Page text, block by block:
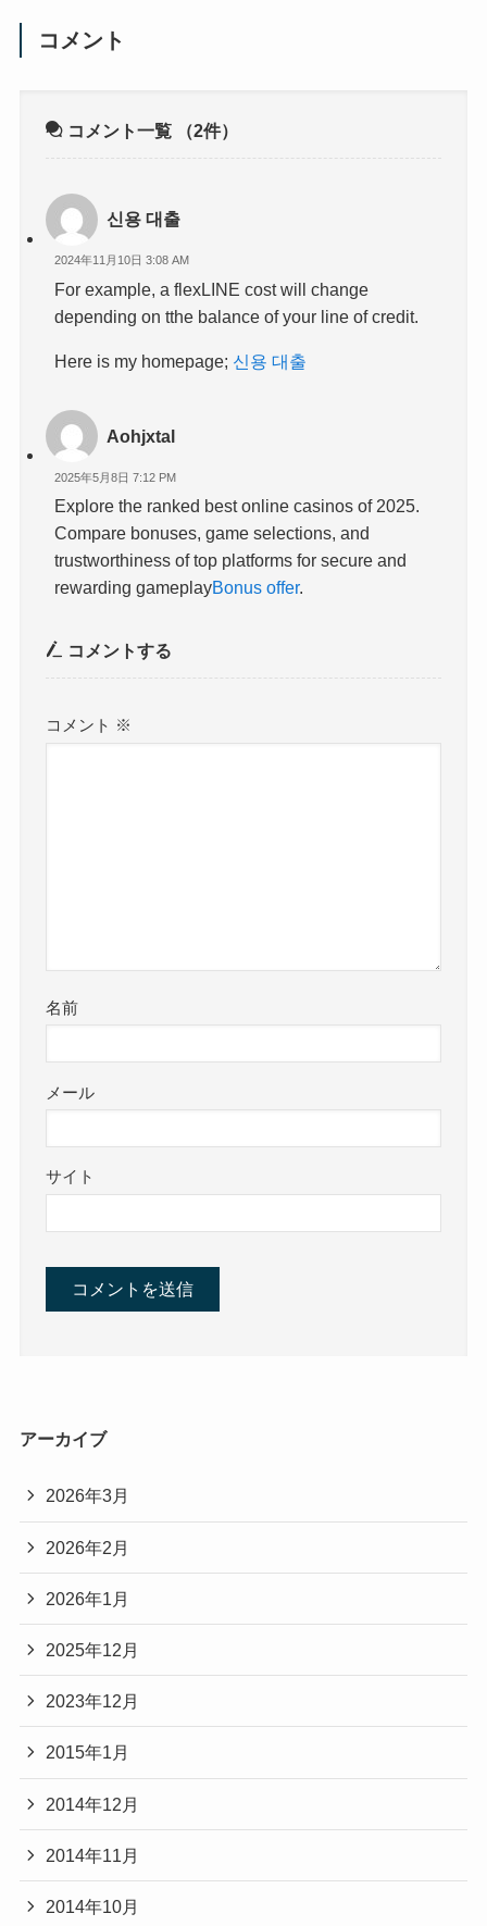
コメント
コメント一覧 （2件）
신용 대출
2024年11月10日 3:08 AM
For example, a flexLINE cost will change
depending on tthe balance of your line of credit.
Here is my homepage; 신용 대출
Aohjxtal
2025年5月8日 7:12 PM
Explore the ranked best online casinos of 2025.
Compare bonuses, game selections, and
trustworthiness of top platforms for secure and
rewarding gameplayBonus offer.
コメントする
コメント ※
名前
メール
サイト
アーカイブ
2026年3月
2026年2月
2026年1月
2025年12月
2023年12月
2015年1月
2014年12月
2014年11月
2014年10月